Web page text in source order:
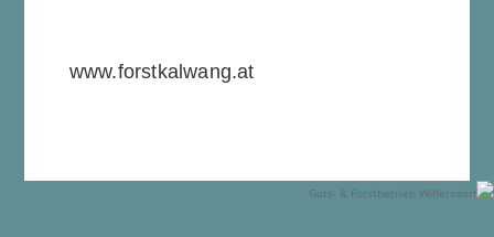
www.forstkalwang.at